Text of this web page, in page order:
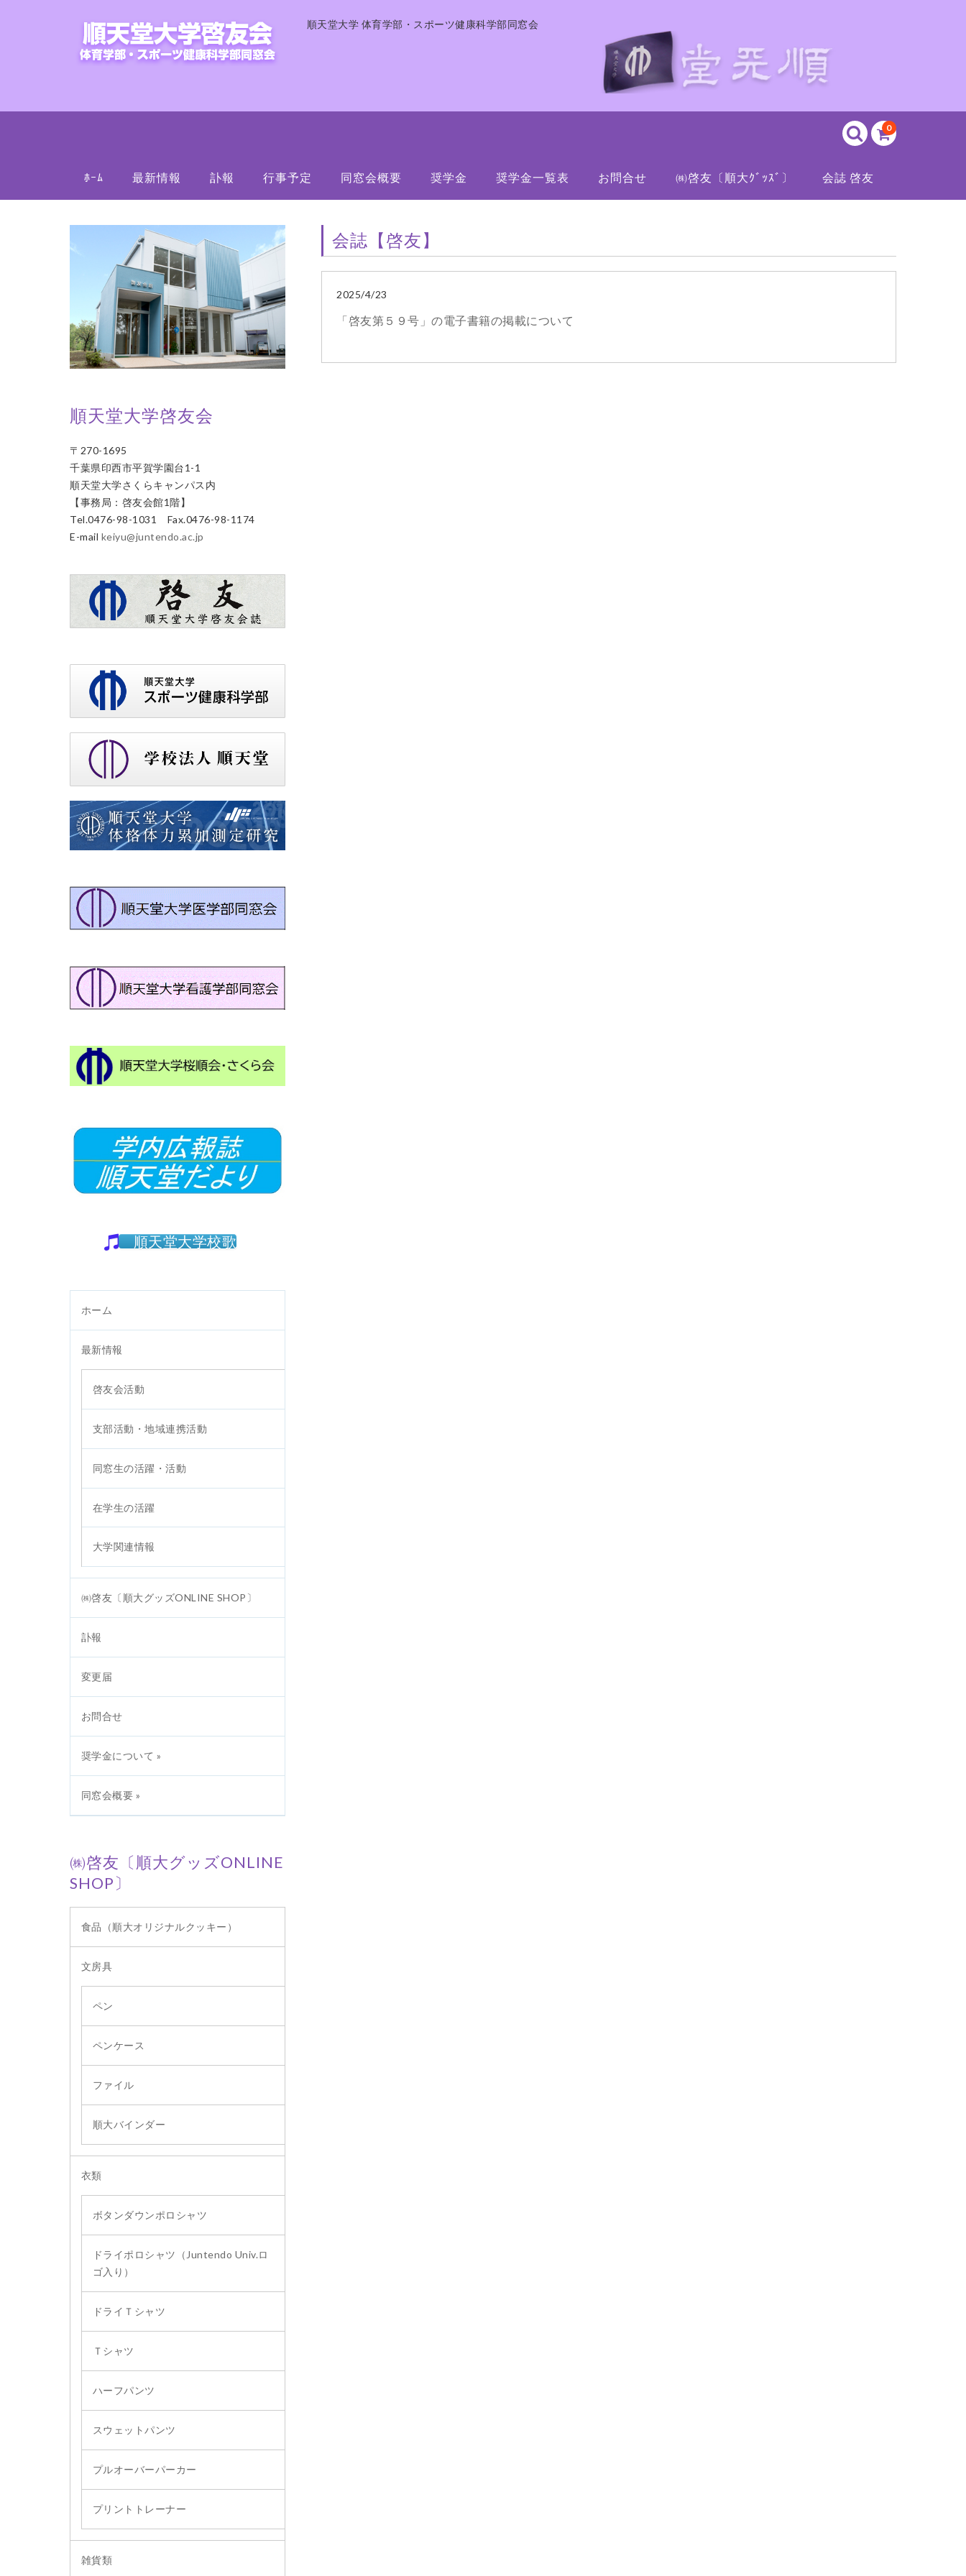
順天堂大学 体育学部・スポーツ健康科学部同窓会
0
ﾎｰﾑ 最新情報 訃報 行事予定 同窓会概要 奨学金 奨学金一覧表 お問合せ ㈱啓友〔順大ｸﾞｯｽﾞ〕 会誌 啓友
会誌【啓友】
2025/4/23
「啓友第５９号」の電子書籍の掲載について
順天堂大学啓友会
〒270-1695
千葉県印西市平賀学園台1-1
順天堂大学さくらキャンパス内
【事務局：啓友会館1階】
Tel.0476-98-1031 Fax.0476-98-1174
E-mail keiyu@juntendo.ac.jp
順天堂大学校歌
ホーム
最新情報
啓友会活動
支部活動・地域連携活動
同窓生の活躍・活動
在学生の活躍
大学関連情報
㈱啓友〔順大グッズONLINE SHOP〕
訃報
変更届
お問合せ
奨学金について »
同窓会概要 »
㈱啓友〔順大グッズONLINE
SHOP〕
食品（順大オリジナルクッキー）
文房具
ペン
ペンケース
ファイル
順大バインダー
衣類
ボタンダウンポロシャツ
ドライポロシャツ（Juntendo Univ.ロ
ゴ入り）
ドライＴシャツ
Ｔシャツ
ハーフパンツ
スウェットパンツ
プルオーバーパーカー
プリントトレーナー
雑貨類